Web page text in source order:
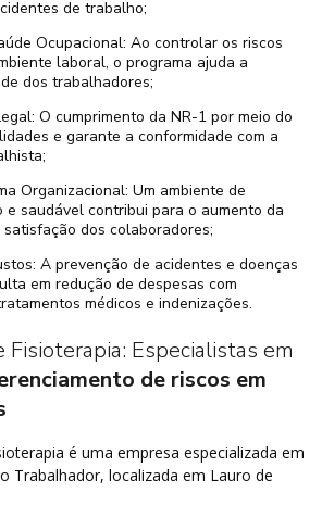
de trabalho;
laboral, o programa ajuda a
dos trabalhadores;
e garante a conformidade com a
e saudável contribui para o aumento da
dos colaboradores;
em redução de despesas com
médicos e indenizações.
Fisioterapia: Especialistas em
de riscos em
é uma empresa especializada em
Trabalhador, localizada em Lauro de